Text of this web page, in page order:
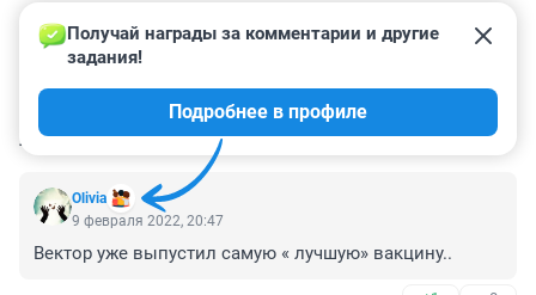
КОММЕНТАРИИ 38
Olivia
Получай награды за комментарии и другие
задания!
Подробнее в профиле
9 февраля 2022, 20:47
Вектор уже выпустил самую « лучшую» вакцину..